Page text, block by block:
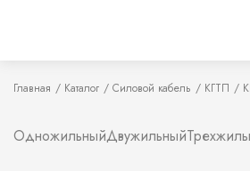
Главная Каталог Силовой кабель КГТП
ОдножильныйДвужильный